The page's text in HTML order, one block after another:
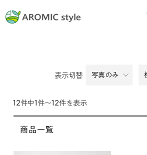
表示切替
12件中1件〜12件を表示
商品一覧